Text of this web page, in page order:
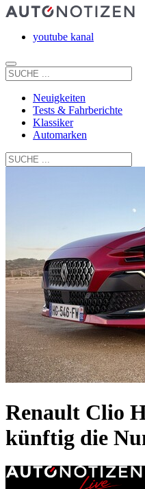
youtube kanal
Neuigkeiten
Tests & Fahrberichte
Klassiker
Automarken
Renault Clio
künftig die